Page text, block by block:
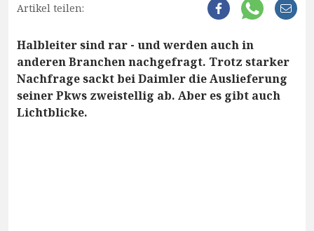
Artikel teilen:
Halbleiter sind rar - und werden auch in
anderen Branchen nachgefragt. Trotz starker
Nachfrage sackt bei Daimler die Auslieferung
seiner Pkws zweistellig ab. Aber es gibt auch
Lichtblicke.